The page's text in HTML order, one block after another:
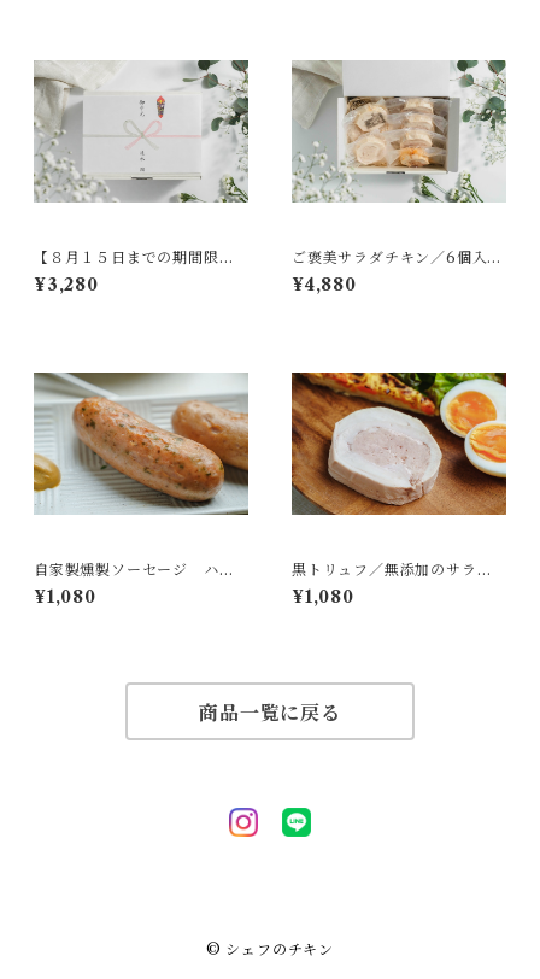
【８月１５日までの期間限定
お中元BOX】ご褒美サラダチ
キン／４個入り／１個あたり8
¥3,280
ご褒美サラダチキン／6個入り
／１個あたり813円／ダイエッ
トしたい人向け／フレンチソ
¥4,880
自家製燻製ソーセージ ハー
ブ -Saucisse aux Herbes
- １本［冷凍］
¥1,080
黒トリュフ／無添加のサラダ
チキン／フレンチといえばト
リュフ／１pc（約70g〜80
¥1,080
商品一覧に戻る
© シェフのチキン